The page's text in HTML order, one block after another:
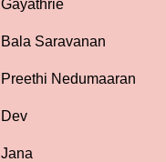
Gayathrie
Bala Saravanan
Preethi Nedumaaran
Dev
Jana